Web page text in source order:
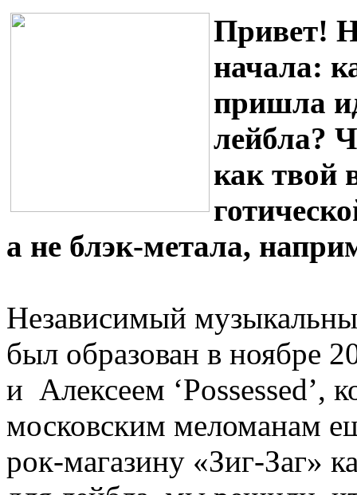
Привет!
начала:
пришла
лейбла?
как твой
а не блэк-метала,
Независимый
был образован в ноябре
и Алексеем ‘Possessed’,
московским меломанам
рок-магазину «Зиг-Заг»